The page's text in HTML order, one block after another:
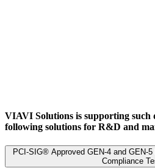
VIAVI Solutions is supporting such
following solutions for R&D and
PCI-SIG® Approved GEN-4 and GEN-
Compliance